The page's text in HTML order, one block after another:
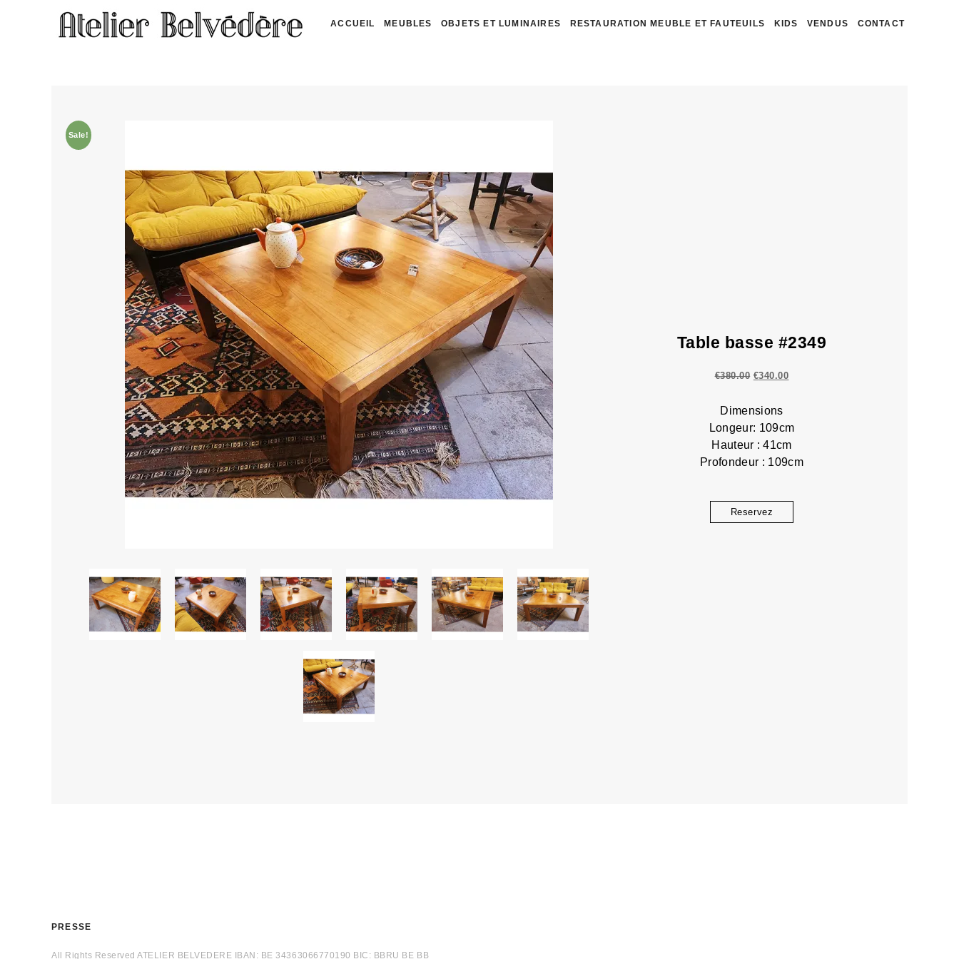
ACCUEIL MEUBLES OBJETS ET LUMINAIRES RESTAURATION MEUBLE ET FAUTEUILS KIDS VENDUS CONTACT
Meubles / Table basse #2349
Sale!
Table basse #2349
€380.00 €340.00
Dimensions
Longeur: 109cm
Hauteur : 41cm
Profondeur : 109cm
Reservez
PRESSE
All Rights Reserved ATELIER BELVEDERE IBAN: BE 34363066770190 BIC: BBRU BE BB